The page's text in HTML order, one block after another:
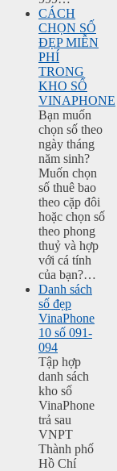
CÁCH
CHỌN SỐ
ĐẸP MIỄN
PHÍ
TRONG
KHO SỐ
VINAPHONE
Bạn muốn
chọn số theo
ngày tháng
năm sinh?
Muốn chọn
số thuê bao
theo cặp đôi
hoặc chọn số
theo phong
thuỷ và hợp
với cá tính
của bạn?…
Danh sách
số đẹp
VinaPhone
10 số 091-
094
Tập hợp
danh sách
kho số
VinaPhone
trả sau
VNPT
Thành phố
Hồ Chí